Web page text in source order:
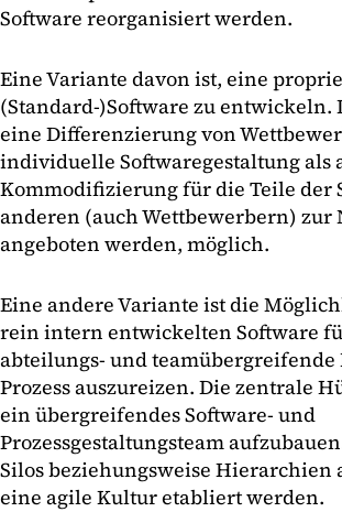
Software reorganisiert werden.
Eine Variante davon ist, eine
(Standard-)Software zu entwickeln.
eine Differenzierung von
individuelle Softwaregestaltung als
Kommodifizierung für die Teile der
anderen (auch Wettbewerbern) zur
angeboten werden, möglich.
Eine andere Variante ist die
rein intern entwickelten Software
abteilungs- und teamübergreifende
Prozess auszureizen. Die zentrale
ein übergreifendes Software- und
Prozessgestaltungsteam
Silos beziehungsweise Hierarchien
eine agile Kultur etabliert werden.